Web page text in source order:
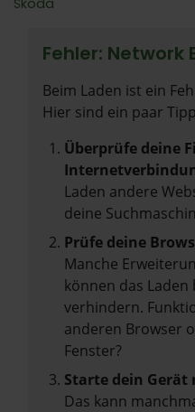
Škoda
Fehler: Network
Beim Laden ist ein
Hier sind ein paar
Überprüfe deine
Laden andere
deine
Prüfe deine
Manche
können das
verhindern.
anderen Browser
Fenster?
Starte dein Gerät
Das kann